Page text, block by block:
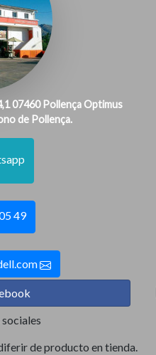
07460 Pollença Optimus
de Pollença.
49
de producto en tienda.